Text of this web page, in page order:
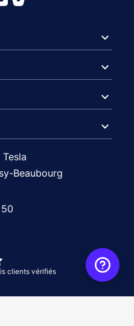
expand_more
expand_more
expand_more
expand_more
Beaubourg